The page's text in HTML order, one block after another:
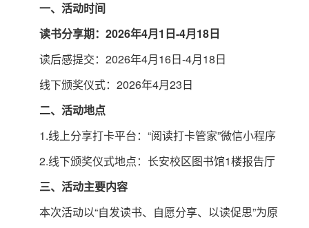
一、活动时间
读书分享期：2026年4月1日-4月18日
读后感提交：2026年4月16日-4月18日
线下颁奖仪式：2026年4月23日
二、活动地点
1.线上分享打卡平台：“阅读打卡管家”微信小程序
2.线下颁奖仪式地点：长安校区图书馆1楼报告厅
三、活动主要内容
本次活动以“自发读书、自愿分享、以读促思”为原